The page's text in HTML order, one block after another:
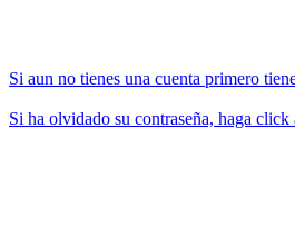
Si aun no tienes una cuenta primero
Si ha olvidado su contraseña, haga click